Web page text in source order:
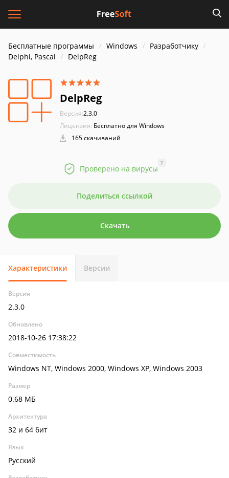
Бесплатные программы Windows
Разработчику
Delphi, Pascal
DelpReg
DelpReg
Версия:2.3.0
Лицензия: Бесплатно для Windows
165 скачиваний
Проверено на вирусы
?
Поделиться ссылкой
Скачать
Характеристики Версии
Версия
2.3.0
Обновлено
2018-10-26 17:38:22
Совместимость
Windows NT, Windows 2000, Windows XP, Windows 2003
Размер
0.68 МБ
Архитектура
32 и 64 бит
Язык
Русский